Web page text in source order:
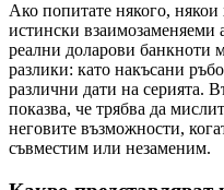
Ако попитате някого, някои
истински взаимозаменяеми
реални доларови банкноти
разлики: като накъсани
различни дати на серията.
показва, че трябва да
неговите възможности,
съвместим или незаменим.